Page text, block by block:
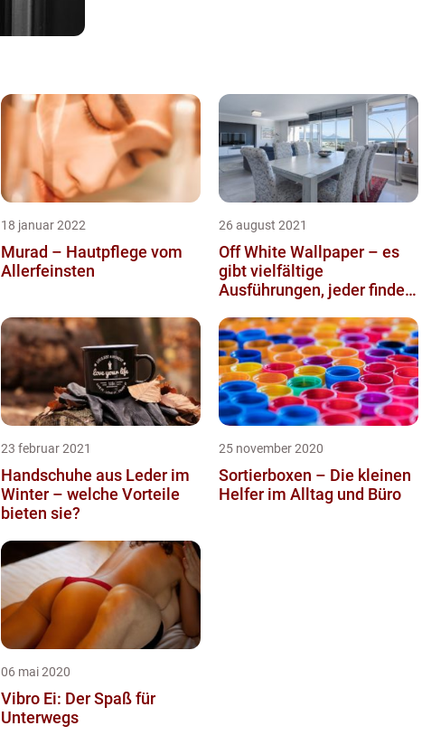
18 januar 2022
Murad – Hautpflege vom
Allerfeinsten
26 august 2021
Off White Wallpaper – es
gibt vielfältige
Ausführungen, jeder findet
23 februar 2021
Handschuhe aus Leder im
Winter – welche Vorteile
bieten sie?
25 november 2020
Sortierboxen – Die kleinen
Helfer im Alltag und Büro
06 mai 2020
Vibro Ei: Der Spaß für
Unterwegs